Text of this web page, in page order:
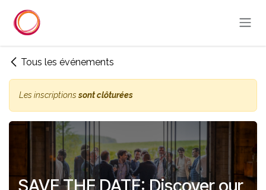
Tous les événements
Les inscriptionssont clôturées
SAVE THE DATE: Discover our